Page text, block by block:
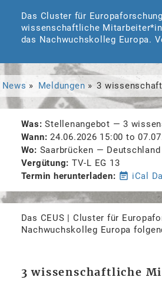
Das Cluster für
wissenschaftliche
das Nachwuchskolleg Europa.
News Meldungen 3
Was Stellenangebot — 3
Wann 24.06.2026 15:00 to
Wo
Saarbrücken — Deutschland
Vergütung
TV-L EG 13
Termin herunterladen
event_note iCal
Das CEUS | Cluster für
Nachwuchskolleg Europa
3 wissenschaftliche